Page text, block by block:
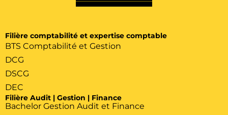
Filière comptabilité et expertise comptable
BTS Comptabilité et Gestion
DCG
DSCG
DEC
Filière Audit | Gestion | Finance
Bachelor Gestion Audit et Finance